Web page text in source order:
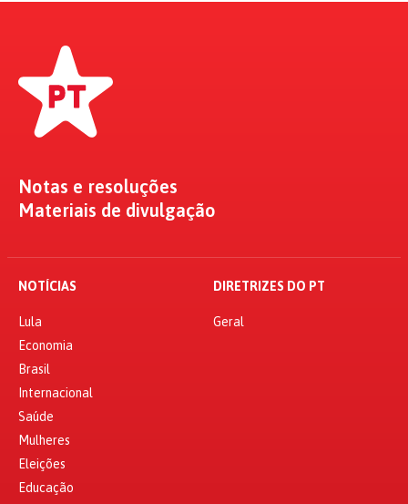
Notas e resoluções
Materiais de divulgação
NOTÍCIAS
Lula
Economia
Brasil
Internacional
Saúde
Mulheres
Eleições
Educação
DIRETRIZES DO PT
Geral